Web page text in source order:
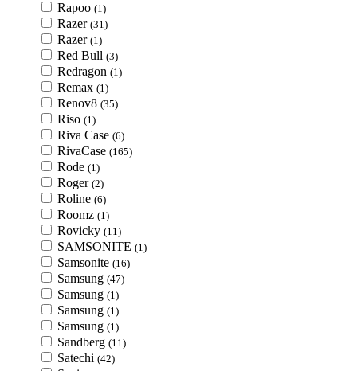
Rapoo (1)
Razer (31)
Razer (1)
Red Bull (3)
Redragon (1)
Remax (1)
Renov8 (35)
Riso (1)
Riva Case (6)
RivaCase (165)
Rode (1)
Roger (2)
Roline (6)
Roomz (1)
Rovicky (11)
SAMSONITE (1)
Samsonite (16)
Samsung (47)
Samsung (1)
Samsung (1)
Samsung (1)
Sandberg (11)
Satechi (42)